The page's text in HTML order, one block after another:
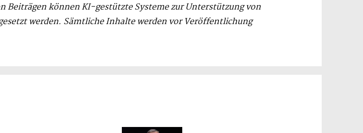
Beiträgen können KI-gestützte Systeme zur Unterstützung von
werden. Sämtliche Inhalte werden vor Veröffentlichung